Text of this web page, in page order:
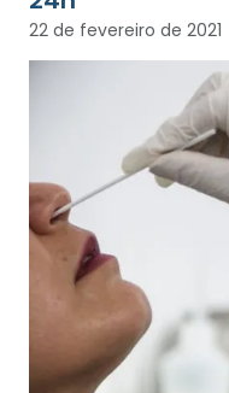
22 de fevereiro de 2021